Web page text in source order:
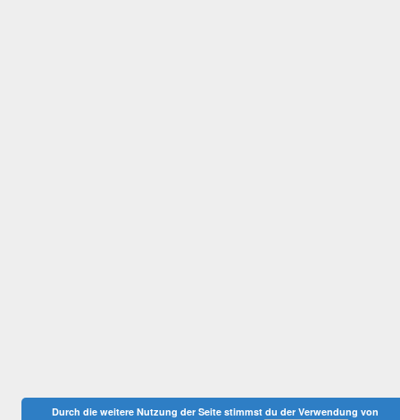
Durch die weitere Nutzung der Seite stimmst du der Verwendung von